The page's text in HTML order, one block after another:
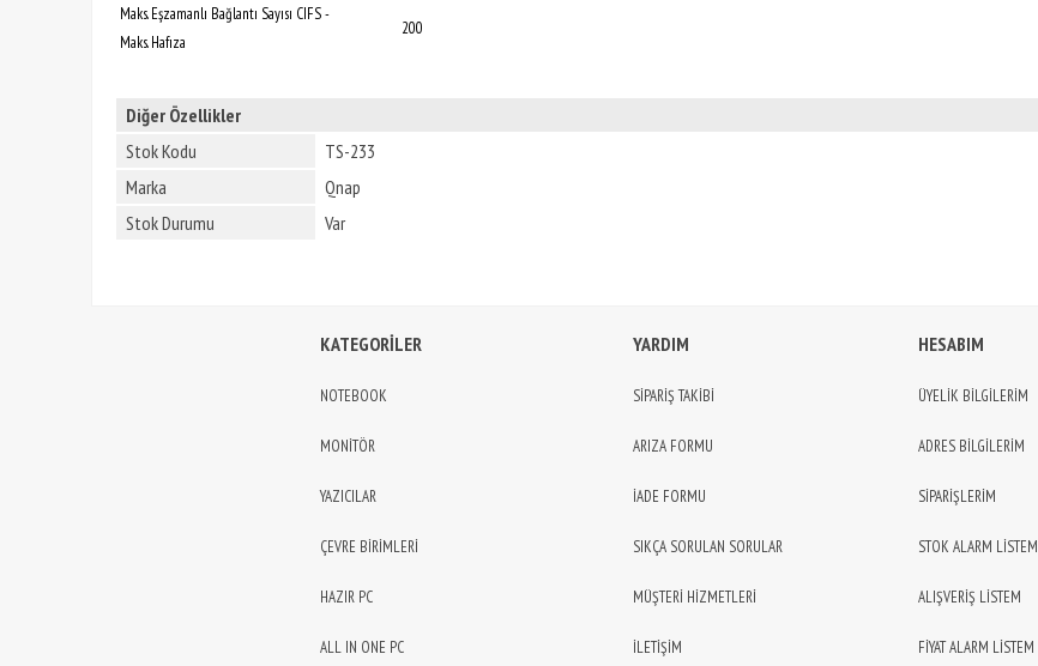
Maks. Eşzamanlı Bağlantı Sayısı CIFS -
Maks. Hafıza
200
Diğer Özellikler
Stok Kodu
TS-233
Marka
Qnap
Stok Durumu
Var
KATEGORİLER
NOTEBOOK
MONİTÖR
YAZICILAR
ÇEVRE BİRİMLERİ
HAZIR PC
ALL IN ONE PC
YARDIM
SİPARİŞ TAKİBİ
ARIZA FORMU
İADE FORMU
SIKÇA SORULAN SORULAR
MÜŞTERİ HİZMETLERİ
İLETİŞİM
HESABIM
ÜYELİK BİLGİLERİM
ADRES BİLGİLERİM
SİPARİŞLERİM
STOK ALARM LİSTEM
ALIŞVERİŞ LİSTEM
FİYAT ALARM LİSTEM